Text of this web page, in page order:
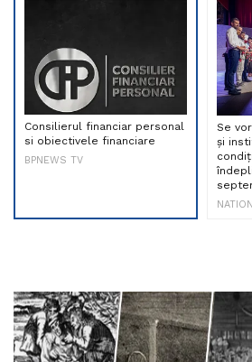
Consilierul financiar personal
si obiectivele financiare
BPNEWS TV
Se
și